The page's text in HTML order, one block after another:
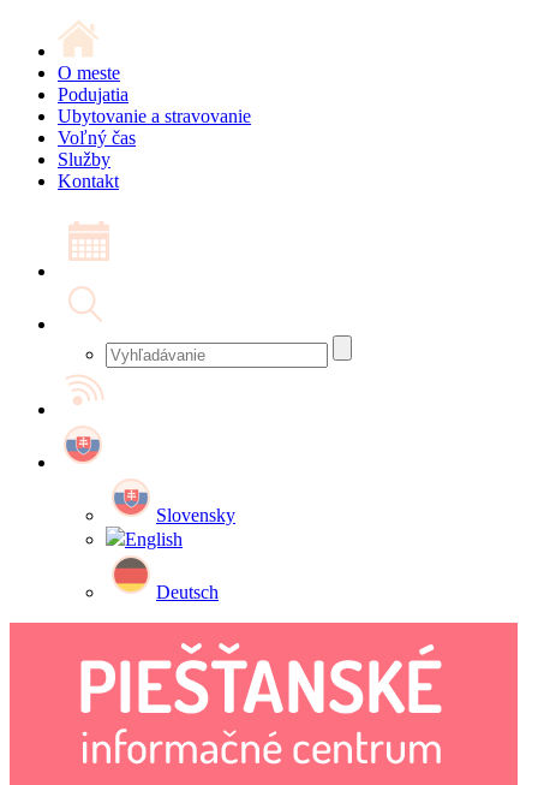
O meste
Podujatia
Ubytovanie a stravovanie
Voľný čas
Služby
Kontakt
Slovensky
English
Deutsch